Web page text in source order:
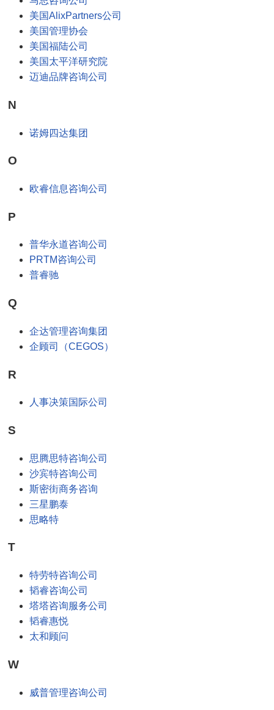
美国AlixPartners公司
美国管理协会
美国福陆公司
美国太平洋研究院
迈迪品牌咨询公司
N
诺姆四达集团
O
欧睿信息咨询公司
P
普华永道咨询公司
PRTM咨询公司
普睿驰
Q
企达管理咨询集团
企顾司（CEGOS）
R
人事决策国际公司
S
思腾思特咨询公司
沙宾特咨询公司
斯密街商务咨询
三星鹏泰
思略特
T
特劳特咨询公司
韬睿咨询公司
塔塔咨询服务公司
韬睿惠悦
太和顾问
W
威普管理咨询公司